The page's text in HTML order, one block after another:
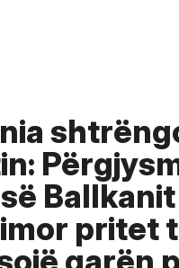
Ballkanit
pritet